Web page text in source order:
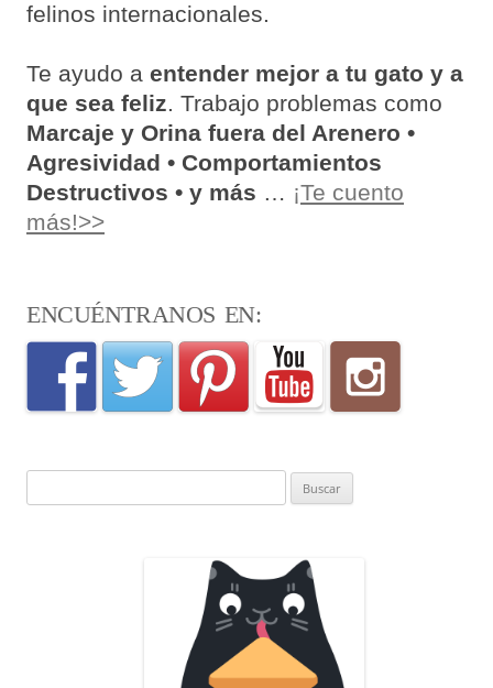
felinos internacionales.
Te ayudo a entender mejor a tu gato y a
que sea feliz. Trabajo problemas como
Marcaje y Orina fuera del Arenero •
Agresividad • Comportamientos
Destructivos • y más … ¡Te cuento
más!>>
ENCUÉNTRANOS EN: